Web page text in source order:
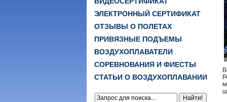
ЭЛЕКТРОННЫЙ СЕРТИФИКАТ
ОТЗЫВЫ О ПОЛЕТАХ
ПРИВЯЗНЫЕ ПОДЪЕМЫ
ВОЗДУХОПЛАВАТЕЛИ
СОРЕВНОВАНИЯ И ФИЕСТЫ
СТАТЬИ О ВОЗДУХОПЛАВАНИИ